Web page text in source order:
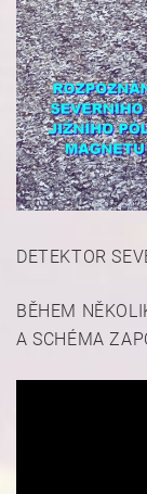
DETEKTOR
BĚHEM
A SCHÉMA